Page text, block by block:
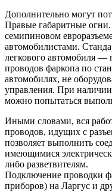
Дополнительно могут
Правые габаритные
семипиновом
автомобилистами.
легкового автомобиля
проводов фаркопа по
автомобилях, не
управления. При
можно попытаться
Иными словами, вся
проводов, идущих с
позволяет выполнить
имеющимися
либо разветвителям.
Подключение проводки
приборов) на Ларгус и